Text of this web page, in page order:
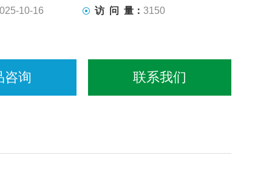
10-16 访 问 量： 3150
咨询 联系我们